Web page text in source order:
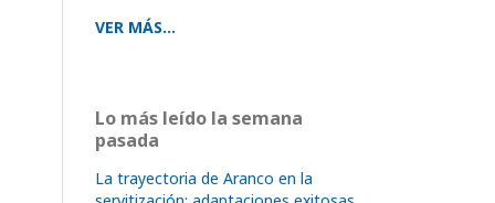
VER MÁS...
Lo más leído la semana
pasada
La trayectoria de Aranco en la